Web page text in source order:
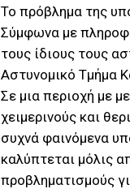
Το πρόβλημα της
Σύμφωνα με
τους ίδιους τους
Αστυνομικό Τμήμα
Σε μια περιοχή με
χειμερινούς και
συχνά φαινόμενα
καλύπτεται μόλις
προβληματισμούς